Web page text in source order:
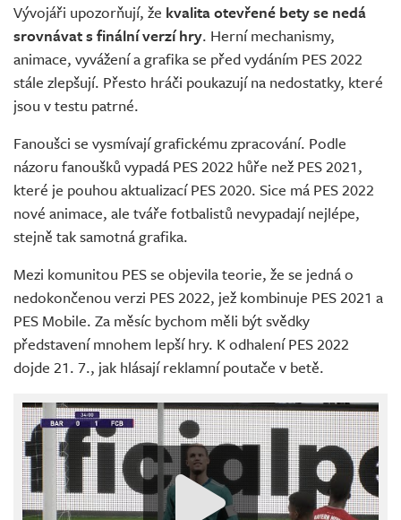
Vývojáři upozorňují, že kvalita otevřené bety se nedá
srovnávat s finální verzí hry. Herní mechanismy,
animace, vyvážení a grafika se před vydáním PES 2022
stále zlepšují. Přesto hráči poukazují na nedostatky, které
jsou v testu patrné.
Fanoušci se vysmívají grafickému zpracování. Podle
názoru fanoušků vypadá PES 2022 hůře než PES 2021,
které je pouhou aktualizací PES 2020. Sice má PES 2022
nové animace, ale tváře fotbalistů nevypadají nejlépe,
stejně tak samotná grafika.
Mezi komunitou PES se objevila teorie, že se jedná o
nedokončenou verzi PES 2022, jež kombinuje PES 2021 a
PES Mobile. Za měsíc bychom měli být svědky
představení mnohem lepší hry. K odhalení PES 2022
dojde 21. 7., jak hlásají reklamní poutače v betě.